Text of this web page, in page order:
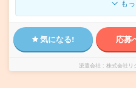
も
気になる! 応募
派遣会社 株式会社リ